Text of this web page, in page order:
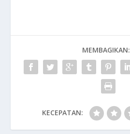
MEMBAGIKAN:
KECEPATAN: